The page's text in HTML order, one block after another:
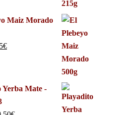
Maiz Morado
€
Yerba Mate -